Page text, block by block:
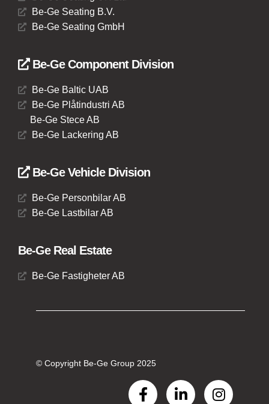
Be-Ge Seating B.V.
Be-Ge Seating GmbH
Be-Ge Component Division
Be-Ge Baltic UAB
Be-Ge Plåtindustri AB
Be-Ge Stece AB
Be-Ge Lackering AB
Be-Ge Vehicle Division
Be-Ge Personbilar AB
Be-Ge Lastbilar AB
Be-Ge Real Estate
Be-Ge Fastigheter AB
© Copyright Be-Ge Group 2025